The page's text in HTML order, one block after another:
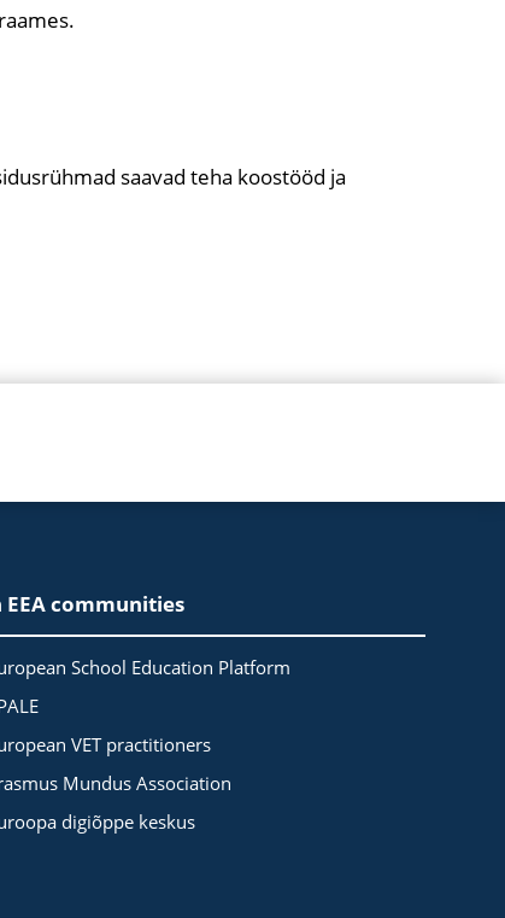
saavad teha koostööd ja
EEA communities
School Education Platform
VET practitioners
Mundus Association
digiõppe keskus